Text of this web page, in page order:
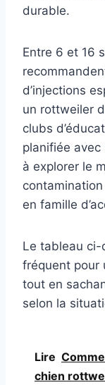
durable.
Entre 6 et 16
d’injections
un rottweiler
clubs
planifiée avec
à explorer le
en famille
Le tableau ci-
fréquent pour
tout en
selon la
Lire
chien